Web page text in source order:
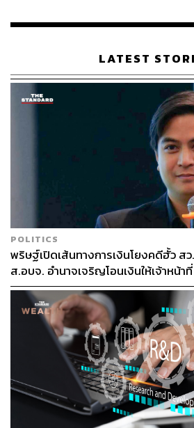
เรือนไทยที่ถูกซุกไว้
LATEST
POLITICS
พริษฐ์เปิดเส้นทางการเงินโยงคดีฮั้ว ส
ส.อบจ. อำนาจเจริญโอนเงินให้เจ้าหน้